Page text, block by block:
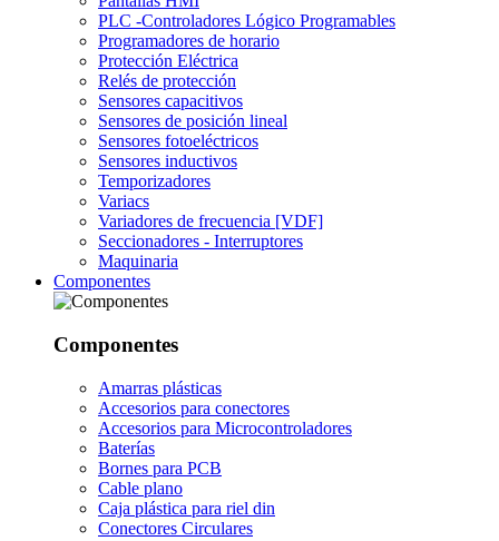
PLC -Controladores Lógico Programables
Programadores de horario
Protección Eléctrica
Relés de protección
Sensores capacitivos
Sensores de posición lineal
Sensores fotoeléctricos
Sensores inductivos
Temporizadores
Variacs
Variadores de frecuencia [VDF]
Seccionadores - Interruptores
Maquinaria
Componentes
Componentes
Amarras plásticas
Accesorios para conectores
Accesorios para Microcontroladores
Baterías
Bornes para PCB
Cable plano
Caja plástica para riel din
Conectores Circulares